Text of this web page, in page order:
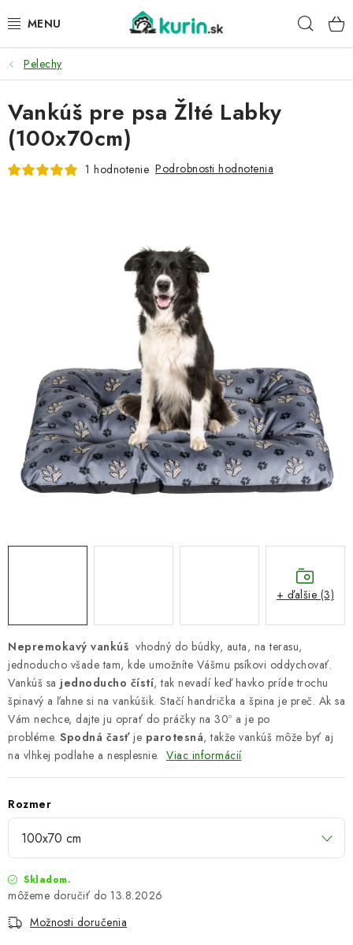
na
PRE HYDINU
PRE PSY
PRE ZAJACE
DOMÁCI WELLNESS
Náš príbeh od začiatku Doprava Kontakt
Blog
Hodnotenie obchodu
Obchodné podmienky
Vrátenie, výmena tovaru
Pravidlá súťaží na Facebooku
Pelechy
Nepremokavý vankúš vhodný do búdky, auta, na terasu,
jednoducho všade tam, kde umožníte Vášmu psíkovi oddychovať.
Vankúš sa jednoducho čístí, tak nevadí keď havko príde trochu
špinavý a ľahne si na vankúšik. Stačí handrička a špina je preč. Ak sa
Vám nechce, dajte ju oprať do práčky na 30º a je po
probléme. Spodná časťje parotesná, takže vankúš môže byť aj
na vlhkej podlahe a nesplesnie. Viac informácií
Rozmer
Skladom.
13.8.2026
Možnosti doručenia
Vankúš pre psa Žlté Labky
(100x70cm)
1 hodnotenie Podrobnosti hodnotenia
+ ďalšie (3)